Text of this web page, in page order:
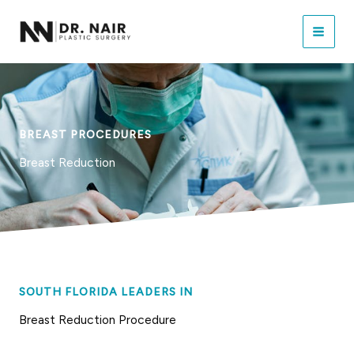
BREAST PROCEDURES
Breast Reduction
SOUTH FLORIDA LEADERS IN
Breast Reduction Procedure